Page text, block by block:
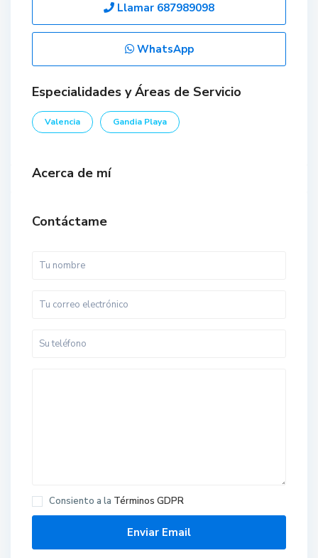
Llamar 687989098
WhatsApp
Especialidades y Áreas de Servicio
Valencia Gandia Playa
Acerca de mí
Contáctame
Consiento a la Términos GDPR